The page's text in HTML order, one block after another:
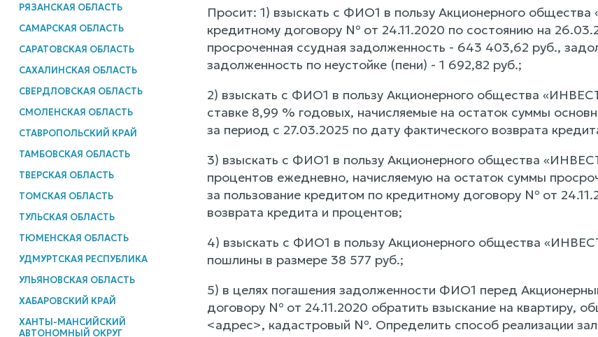
РЯЗАНСКАЯ ОБЛАСТЬ
САМАРСКАЯ ОБЛАСТЬ
САРАТОВСКАЯ ОБЛАСТЬ
САХАЛИНСКАЯ ОБЛАСТЬ
СВЕРДЛОВСКАЯ ОБЛАСТЬ
СМОЛЕНСКАЯ ОБЛАСТЬ
СТАВРОПОЛЬСКИЙ КРАЙ
ТАМБОВСКАЯ ОБЛАСТЬ
ТВЕРСКАЯ ОБЛАСТЬ
ТОМСКАЯ ОБЛАСТЬ
ТУЛЬСКАЯ ОБЛАСТЬ
ТЮМЕНСКАЯ ОБЛАСТЬ
УДМУРТСКАЯ РЕСПУБЛИКА
УЛЬЯНОВСКАЯ ОБЛАСТЬ
ХАБАРОВСКИЙ КРАЙ
ХАНТЫ-МАНСИЙСКИЙ
АВТОНОМНЫЙ ОКРУГ
Просит: 1) взыскать с ФИО1 в пользу Акционерного
кредитному договору № от 24.11.2020 по состоянию на
просроченная ссудная задолженность - 643 403,62 руб.,
задолженность по неустойке (пени) - 1 692,82 руб.;
2) взыскать с ФИО1 в пользу Акционерного общества
ставке 8,99 % годовых, начисляемые на остаток суммы
за период с 27.03.2025 по дату фактического возврата
3) взыскать с ФИО1 в пользу Акционерного общества
процентов ежедневно, начисляемую на остаток суммы
за пользование кредитом по кредитному договору № от
возврата кредита и процентов;
4) взыскать с ФИО1 в пользу Акционерного общества
пошлины в размере 38 577 руб.;
5) в целях погашения задолженности ФИО1 перед
договору № от 24.11.2020 обратить взыскание на квартиру,
<адрес>, кадастровый №. Определить способ реализации